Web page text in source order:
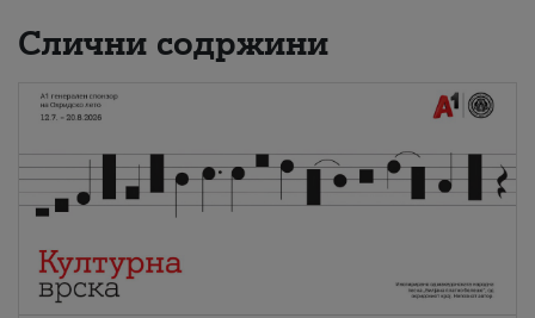
Слични содржини